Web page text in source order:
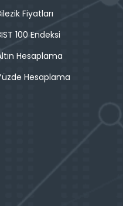
Fiyatları
100 Endeksi
Hesaplama
Hesaplama